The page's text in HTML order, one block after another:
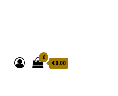
0
€0.00